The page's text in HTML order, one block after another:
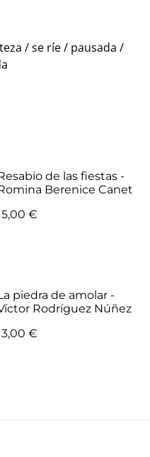
/ se ríe / pausada /
de las fiestas -
Berenice Canet
€
piedra de amolar -
Rodríguez Núñez
€